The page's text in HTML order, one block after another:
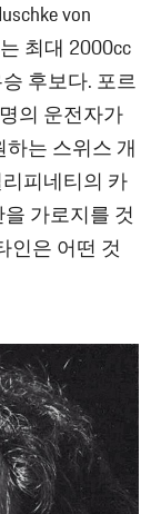
von
최대 2000cc
후보다. 포르
의 운전자가
는 스위스 개
피네티의 카
가로지를 것
인은 어떤 것